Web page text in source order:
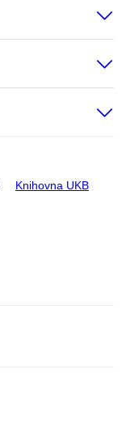
Knihovna UKB